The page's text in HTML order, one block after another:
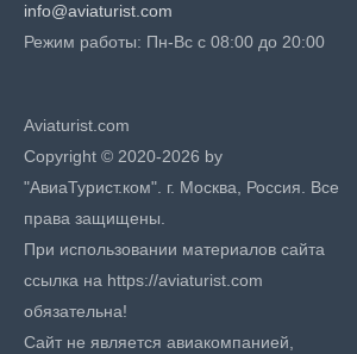
info@aviaturist.com
Режим работы: Пн-Вс с 08:00 до 20:00
Aviaturist.com
Copyright © 2020-2026 by
"АвиаТурист.ком". г. Москва, Россия. Все
права защищены.
При использовании материалов сайта
ссылка на https://aviaturist.com
обязательна!
Сайт не является авиакомпанией,